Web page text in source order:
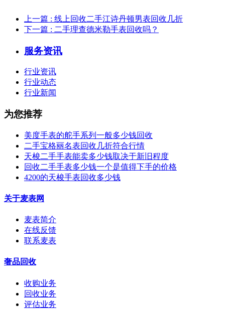
上一篇 : 线上回收二手江诗丹顿男表回收几折
下一篇 : 二手理查德米勒手表回收吗？
服务资讯
行业资讯
行业动态
行业新闻
为您推荐
美度手表的舵手系列一般多少钱回收
二手宝格丽名表回收几折符合行情
天梭二手手表能卖多少钱取决于新旧程度
回收二手手表多少钱一个是值得下手的价格
4200的天梭手表回收多少钱
关于麦表网
麦表简介
在线反馈
联系麦表
奢品回收
收购业务
回收业务
评估业务